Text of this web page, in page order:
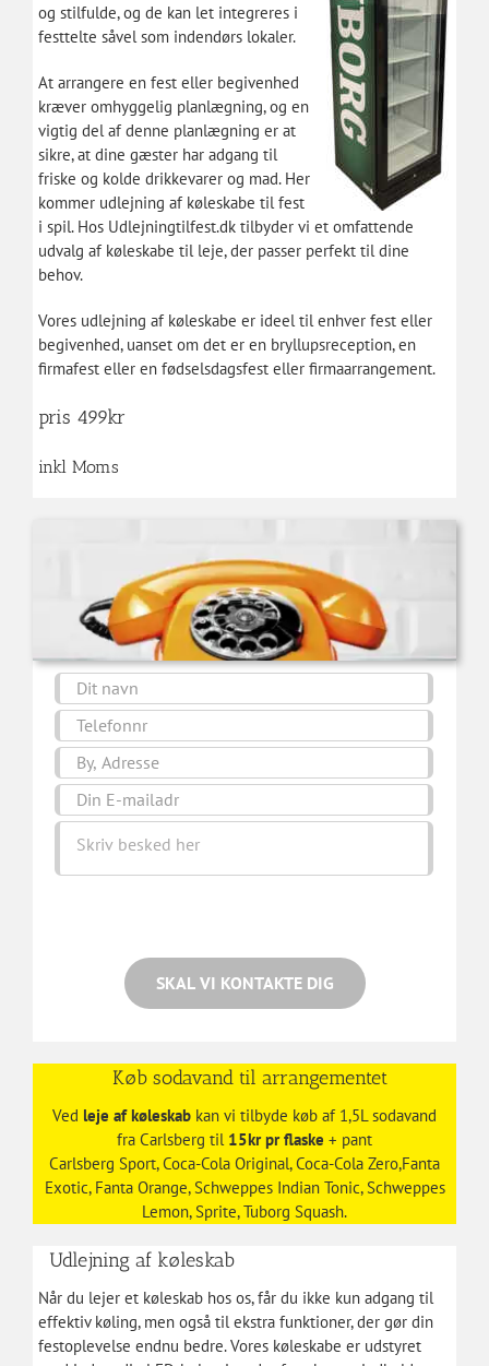
og stilfulde, og de kan let integreres i
festtelte såvel som indendørs lokaler.
At arrangere en fest eller begivenhed
kræver omhyggelig planlægning, og en
vigtig del af denne planlægning er at
sikre, at dine gæster har adgang til
friske og kolde drikkevarer og mad. Her
kommer udlejning af køleskabe til fest
i spil. Hos Udlejningtilfest.dk tilbyder vi et omfattende
udvalg af køleskabe til leje, der passer perfekt til dine
behov.
Vores udlejning af køleskabe er ideel til enhver fest eller
begivenhed, uanset om det er en bryllupsreception, en
firmafest eller en fødselsdagsfest eller firmaarrangement.
pris 499kr
inkl Moms
Køb sodavand til arrangementet
Ved leje af køleskab kan vi tilbyde køb af 1,5L sodavand
fra Carlsberg til 15kr pr flaske + pant
Carlsberg Sport, Coca-Cola Original, Coca-Cola Zero,Fanta
Exotic, Fanta Orange, Schweppes Indian Tonic, Schweppes
Lemon, Sprite, Tuborg Squash.
Udlejning af køleskab
Når du lejer et køleskab hos os, får du ikke kun adgang til
effektiv køling, men også til ekstra funktioner, der gør din
festoplevelse endnu bedre. Vores køleskabe er udstyret